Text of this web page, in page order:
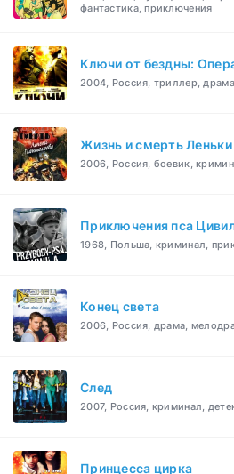
фантастика, приключения
Ключи от бездны:
2004, Россия, триллер,
Жизнь и смерть
2006, Россия, боевик,
Приключения пса
1968, Польша, криминал,
Конец света
2006, Россия, драма,
След
2007, Россия, криминал,
Принцесса цирка